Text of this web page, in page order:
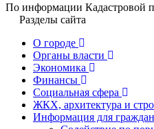
По информации Кадастровой
Разделы сайта
О городе
Органы власти
Экономика
Финансы
Социальная сфера
ЖКХ, архитектура и
Информация для граждан